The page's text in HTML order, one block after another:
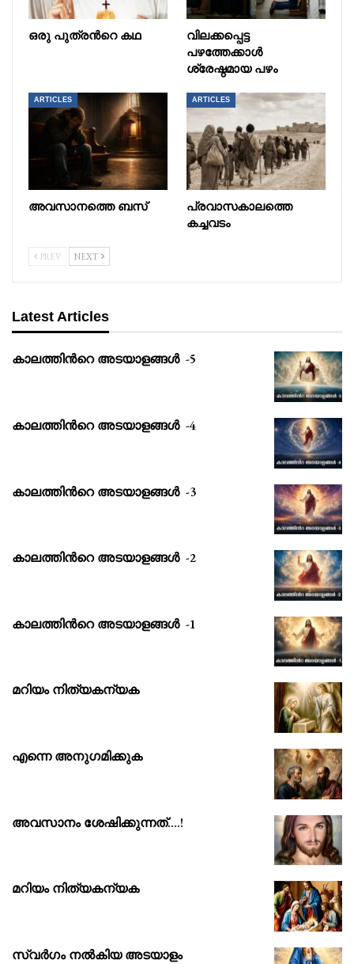
ഒരു പുത്രൻറെ കഥ
വിലക്കപ്പെട്ട
പഴത്തേക്കാൾ
ശ്രേഷ്ഠമായ പഴം
ARTICLES
അവസാനത്തെ ബസ്
ARTICLES
പ്രവാസകാലത്തെ
കച്ചവടം
PREV NEXT
Latest Articles
കാലത്തിൻറെ അടയാളങ്ങൾ -5
കാലത്തിൻറെ അടയാളങ്ങൾ -4
കാലത്തിൻറെ അടയാളങ്ങൾ -3
കാലത്തിൻറെ അടയാളങ്ങൾ -2
കാലത്തിൻറെ അടയാളങ്ങൾ -1
മറിയം നിത്യകന്യക
എന്നെ അനുഗമിക്കുക
അവസാനം ശേഷിക്കുന്നത്….!
മറിയം നിത്യകന്യക
സ്വർഗം നൽകിയ അടയാളം